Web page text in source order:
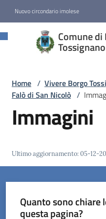
Nuovo circondario imolese
Comune di
Tossignano
Comune di
Borgo
Servizi
Vivere
Borgo
Tossignano
Home / Vivere Borgo
Falò di San Nicolò /
Immagini
Ultimo aggiornamento:05-12-
Quanto sono chiare
questa pagina?